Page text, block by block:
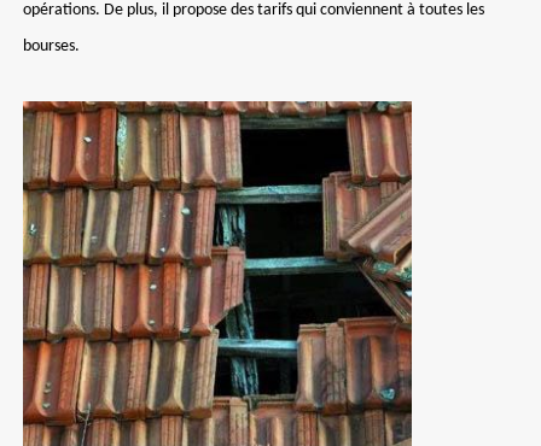
opérations. De plus, il propose des tarifs qui conviennent à toutes les
bourses.